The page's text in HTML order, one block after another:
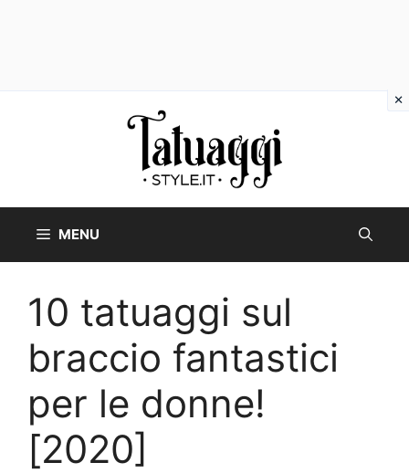
MENU
10 tatuaggi sul
braccio fantastici
per le donne!
[2020]